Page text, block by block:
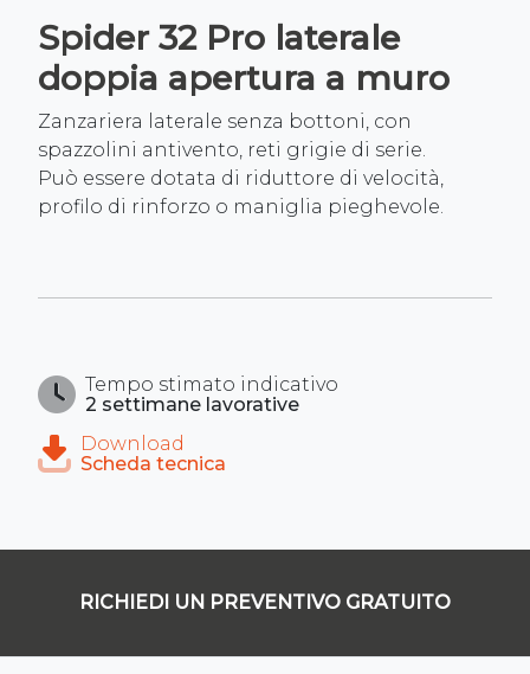
Spider 32 Pro laterale
doppia apertura a muro
Zanzariera laterale senza bottoni, con
spazzolini antivento, reti grigie di serie.
Può essere dotata di riduttore di velocità,
profilo di rinforzo o maniglia pieghevole.
Tempo stimato indicativo
2 settimane lavorative
Download
Scheda tecnica
RICHIEDI UN PREVENTIVO GRATUITO